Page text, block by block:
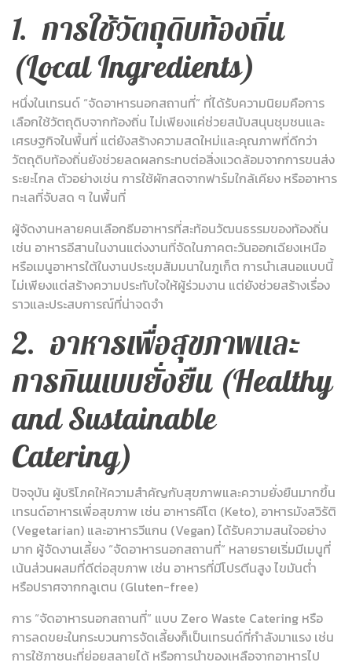
1. การใช้วัตถุดิบท้องถิ่น
(Local Ingredients)
หนึ่งในเทรนด์ “จัดอาหารนอกสถานที่” ที่ได้รับความนิยมคือการ
เลือกใช้วัตถุดิบจากท้องถิ่น ไม่เพียงแค่ช่วยสนับสนุนชุมชนและ
เศรษฐกิจในพื้นที่ แต่ยังสร้างความสดใหม่และคุณภาพที่ดีกว่า
วัตถุดิบท้องถิ่นยังช่วยลดผลกระทบต่อสิ่งแวดล้อมจากการขนส่ง
ระยะไกล ตัวอย่างเช่น การใช้ผักสดจากฟาร์มใกล้เคียง หรืออาหาร
ทะเลที่จับสด ๆ ในพื้นที่
ผู้จัดงานหลายคนเลือกธีมอาหารที่สะท้อนวัฒนธรรมของท้องถิ่น
เช่น อาหารอีสานในงานแต่งงานที่จัดในภาคตะวันออกเฉียงเหนือ
หรือเมนูอาหารใต้ในงานประชุมสัมมนาในภูเก็ต การนำเสนอแบบนี้
ไม่เพียงแต่สร้างความประทับใจให้ผู้ร่วมงาน แต่ยังช่วยสร้างเรื่อง
ราวและประสบการณ์ที่น่าจดจำ
2. อาหารเพื่อสุขภาพและ
การกินแบบยั่งยืน (Healthy
and Sustainable
Catering)
ปัจจุบัน ผู้บริโภคให้ความสำคัญกับสุขภาพและความยั่งยืนมากขึ้น
เทรนด์อาหารเพื่อสุขภาพ เช่น อาหารคีโต (Keto), อาหารมังสวิรัติ
(Vegetarian) และอาหารวีแกน (Vegan) ได้รับความสนใจอย่าง
มาก ผู้จัดงานเลี้ยง “จัดอาหารนอกสถานที่” หลายรายเริ่มมีเมนูที่
เน้นส่วนผสมที่ดีต่อสุขภาพ เช่น อาหารที่มีโปรตีนสูง ไขมันต่ำ
หรือปราศจากกลูเตน (Gluten-free)
การ “จัดอาหารนอกสถานที่” แบบ Zero Waste Catering หรือ
การลดขยะในกระบวนการจัดเลี้ยงก็เป็นเทรนด์ที่กำลังมาแรง เช่น
การใช้ภาชนะที่ย่อยสลายได้ หรือการนำของเหลือจากอาหารไป